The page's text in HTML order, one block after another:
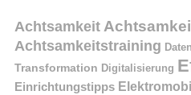
Achtsamkeit
Achtsamkeitstraining
Transformation Digitalisierung
Einrichtungstipps